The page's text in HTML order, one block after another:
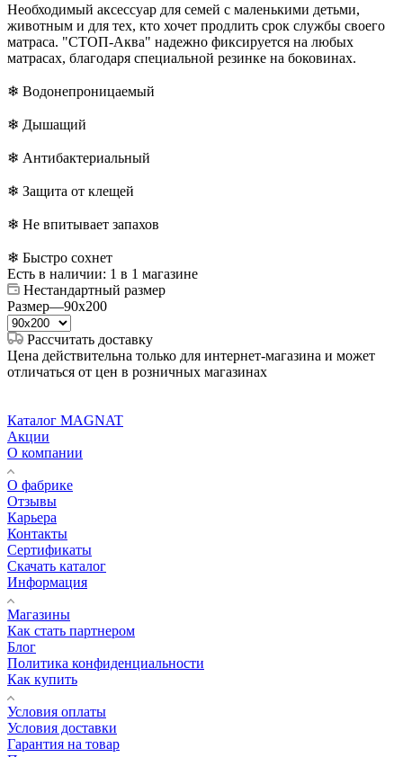
Необходимый аксессуар для семей с маленькими детьми,
животным и для тех, кто хочет продлить срок службы своего
матраса. "СТОП-Аква" надежно фиксируется на любых
матрасах, благодаря специальной резинке на боковинах.
❄ Водонепроницаемый
❄ Дышащий
❄ Антибактериальный
❄ Защита от клещей
❄ Не впитывает запахов
❄ Быстро сохнет
Есть в наличии: 1 в 1 магазине
Нестандартный размер
Размер—90x200
Рассчитать доставку
Цена действительна только для интернет-магазина и может
отличаться от цен в розничных магазинах
Каталог MAGNAT
Акции
О компании
О фабрике
Отзывы
Карьера
Контакты
Сертификаты
Скачать каталог
Информация
Магазины
Как стать партнером
Блог
Политика конфиденциальности
Как купить
Условия оплаты
Условия доставки
Гарантия на товар